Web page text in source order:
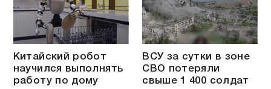
Китайский робот
научился выполнять
работу по дому
ВСУ за сутки в зоне
СВО потеряли
свыше 1 400 солдат